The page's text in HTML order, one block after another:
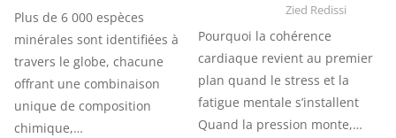
Plus de 6 000 espèces
minérales sont identifiées à
travers le globe, chacune
offrant une combinaison
unique de composition
chimique,…
Zied Redissi
Pourquoi la cohérence
cardiaque revient au premier
plan quand le stress et la
fatigue mentale s’installent
Quand la pression monte,…